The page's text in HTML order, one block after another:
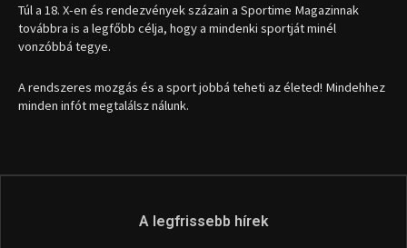
Túl a 18. X-en és rendezvények százain a Sportime Magazinnak
továbbra is a legfőbb célja, hogy a mindenki sportját minél
vonzóbbá tegye.
A rendszeres mozgás és a sport jobbá teheti az életed! Mindehhez
minden infót megtalálsz nálunk.
A legfrissebb hírek